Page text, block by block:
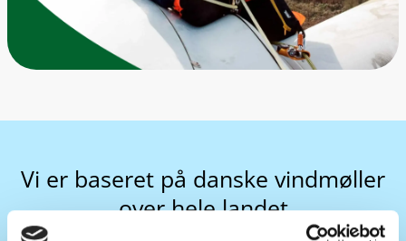
Vi er baseret på danske vindmøller
over hele landet